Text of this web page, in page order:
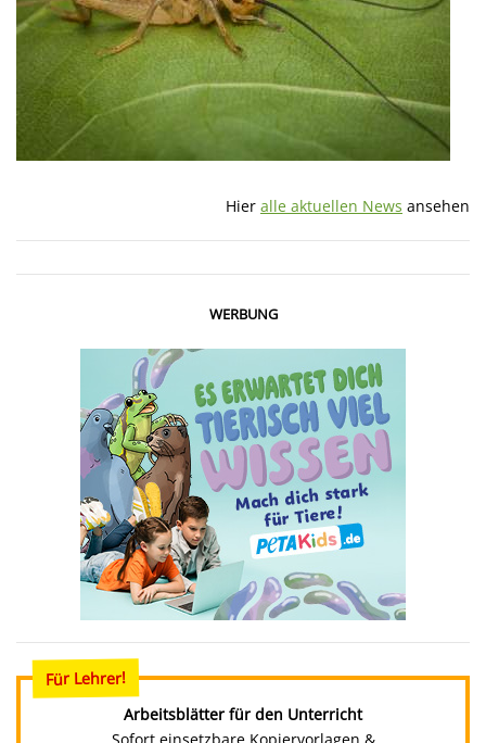
Hier alle aktuellen News ansehen
WERBUNG
Für Lehrer!
Arbeitsblätter für den Unterricht